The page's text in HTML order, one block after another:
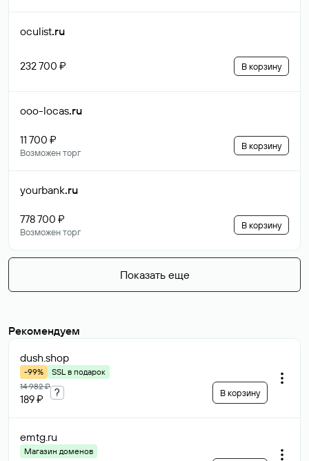
oculist.ru
232 700 ₽ В корзину
ooo-locas.ru
11 700 ₽
Возможен торг
В корзину
yourbank.ru
778 700 ₽
Возможен торг
В корзину
Показать еще
Рекомендуем
dush.shop
-99%
SSL в подарок
14 982 ₽
189 ₽
? В корзину
emtg.ru
Магазин доменов